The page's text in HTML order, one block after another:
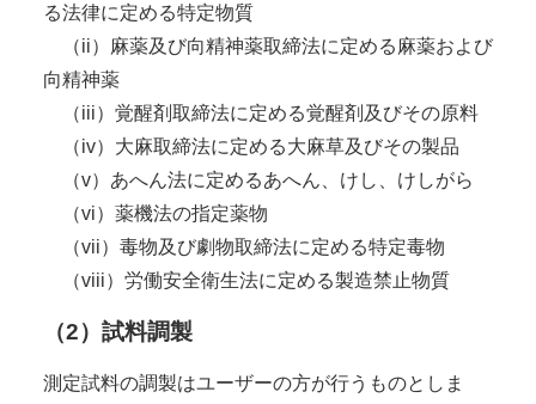
る法律に定める特定物質
（ii）麻薬及び向精神薬取締法に定める麻薬および
向精神薬
（iii）覚醒剤取締法に定める覚醒剤及びその原料
（iv）大麻取締法に定める大麻草及びその製品
（v）あへん法に定めるあへん、けし、けしがら
（vi）薬機法の指定薬物
（vii）毒物及び劇物取締法に定める特定毒物
（viii）労働安全衛生法に定める製造禁止物質
（2）試料調製
測定試料の調製はユーザーの方が行うものとしま